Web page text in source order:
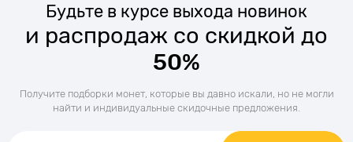
Будьте в курсе выхода новинок
и распродаж со скидкой до
50%
Получите подборки монет, которые вы давно искали, но не могли
найти и индивидуальные скидочные предложения.